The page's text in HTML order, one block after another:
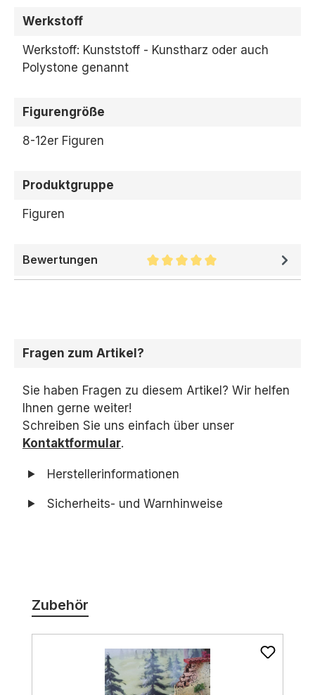
Werkstoff
Werkstoff: Kunststoff - Kunstharz oder auch
Polystone genannt
Figurengröße
8-12er Figuren
Produktgruppe
Figuren
Bewertungen
Durchschnittliche Bewertung
Fragen zum Artikel?
Sie haben Fragen zu diesem Artikel? Wir helfen
Ihnen gerne weiter!
Schreiben Sie uns einfach über unser
Kontaktformular.
Herstellerinformationen
Sicherheits- und Warnhinweise
Zubehör